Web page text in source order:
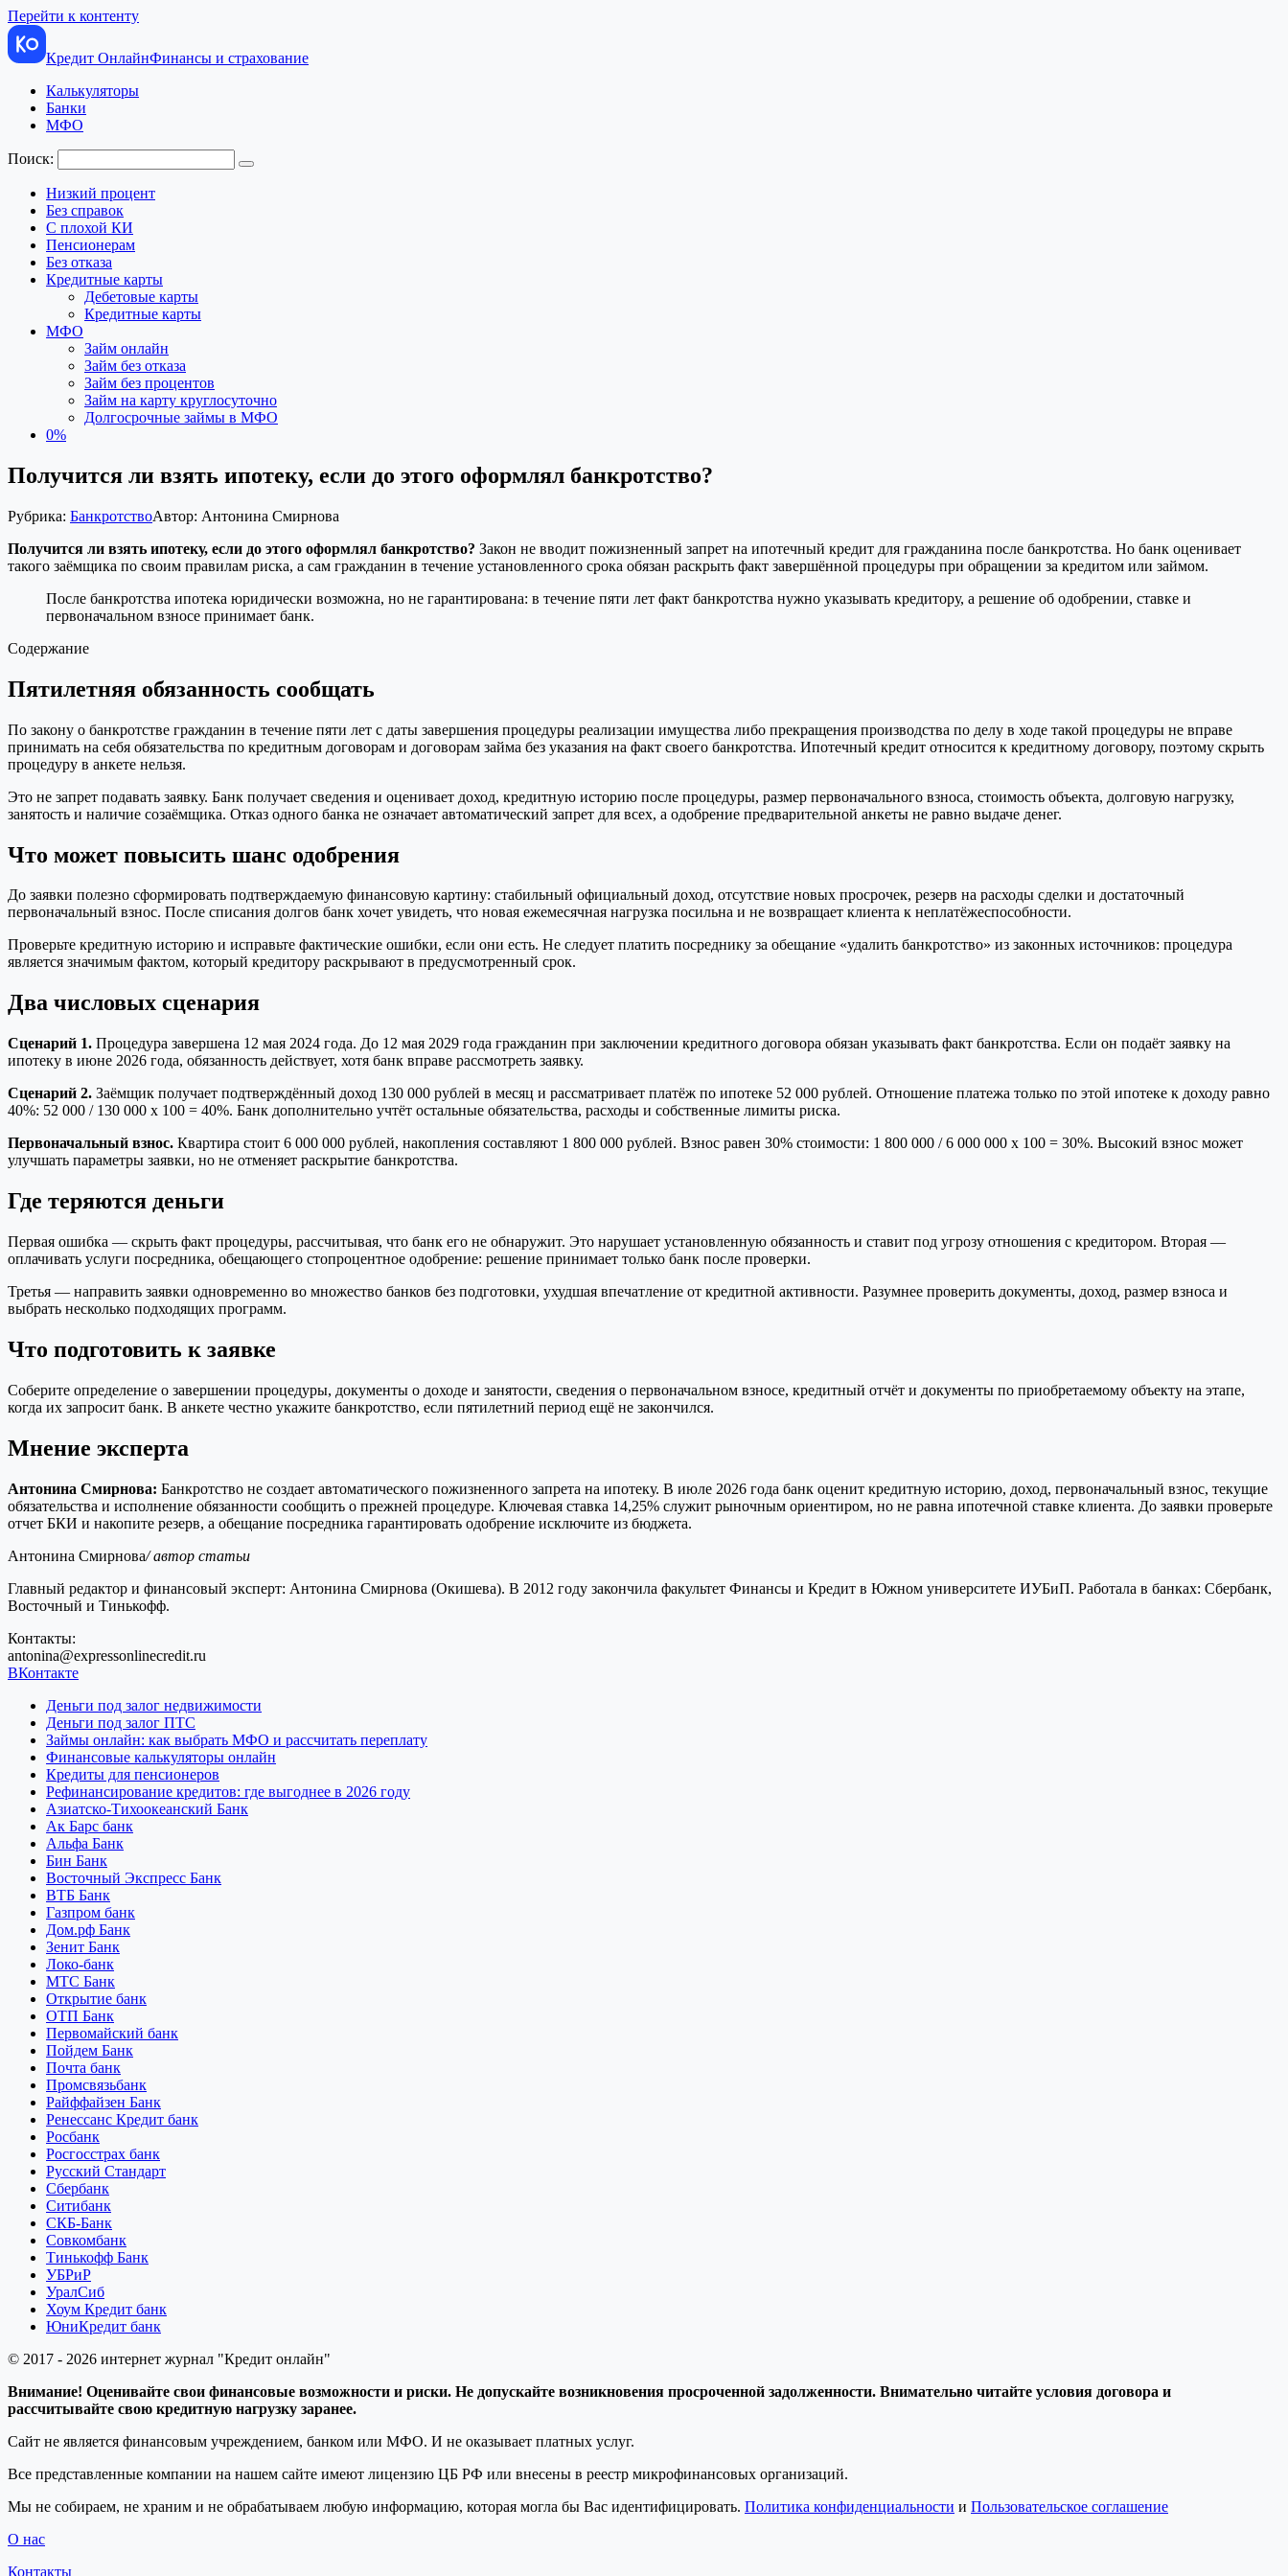
Перейти к контенту
Кредит ОнлайнФинансы и страхование
Калькуляторы
Банки
МФО
Поиск:
Низкий процент
Без справок
С плохой КИ
Пенсионерам
Без отказа
Кредитные карты
Дебетовые карты
Кредитные карты
МФО
Займ онлайн
Займ без отказа
Займ без процентов
Займ на карту круглосуточно
Долгосрочные займы в МФО
0%
Получится ли взять ипотеку, если до этого оформлял банкротство?
Рубрика: БанкротствоАвтор: Антонина Смирнова
Получится ли взять ипотеку, если до этого оформлял банкротство? Закон не вводит пожизненный запрет на ипотечный кредит для гражданина после банкротства. Но банк оценивает
такого заёмщика по своим правилам риска, а сам гражданин в течение установленного срока обязан раскрыть факт завершённой процедуры при обращении за кредитом или займом.
После банкротства ипотека юридически возможна, но не гарантирована: в течение пяти лет факт банкротства нужно указывать кредитору, а решение об одобрении, ставке и
первоначальном взносе принимает банк.
Содержание
Пятилетняя обязанность сообщать
По закону о банкротстве гражданин в течение пяти лет с даты завершения процедуры реализации имущества либо прекращения производства по делу в ходе такой процедуры не вправе
принимать на себя обязательства по кредитным договорам и договорам займа без указания на факт своего банкротства. Ипотечный кредит относится к кредитному договору, поэтому скрыть
процедуру в анкете нельзя.
Это не запрет подавать заявку. Банк получает сведения и оценивает доход, кредитную историю после процедуры, размер первоначального взноса, стоимость объекта, долговую нагрузку,
занятость и наличие созаёмщика. Отказ одного банка не означает автоматический запрет для всех, а одобрение предварительной анкеты не равно выдаче денег.
Что может повысить шанс одобрения
До заявки полезно сформировать подтверждаемую финансовую картину: стабильный официальный доход, отсутствие новых просрочек, резерв на расходы сделки и достаточный
первоначальный взнос. После списания долгов банк хочет увидеть, что новая ежемесячная нагрузка посильна и не возвращает клиента к неплатёжеспособности.
Проверьте кредитную историю и исправьте фактические ошибки, если они есть. Не следует платить посреднику за обещание «удалить банкротство» из законных источников: процедура
является значимым фактом, который кредитору раскрывают в предусмотренный срок.
Два числовых сценария
Сценарий 1. Процедура завершена 12 мая 2024 года. До 12 мая 2029 года гражданин при заключении кредитного договора обязан указывать факт банкротства. Если он подаёт заявку на
ипотеку в июне 2026 года, обязанность действует, хотя банк вправе рассмотреть заявку.
Сценарий 2. Заёмщик получает подтверждённый доход 130 000 рублей в месяц и рассматривает платёж по ипотеке 52 000 рублей. Отношение платежа только по этой ипотеке к доходу равно
40%: 52 000 / 130 000 x 100 = 40%. Банк дополнительно учтёт остальные обязательства, расходы и собственные лимиты риска.
Первоначальный взнос. Квартира стоит 6 000 000 рублей, накопления составляют 1 800 000 рублей. Взнос равен 30% стоимости: 1 800 000 / 6 000 000 x 100 = 30%. Высокий взнос может
улучшать параметры заявки, но не отменяет раскрытие банкротства.
Где теряются деньги
Первая ошибка — скрыть факт процедуры, рассчитывая, что банк его не обнаружит. Это нарушает установленную обязанность и ставит под угрозу отношения с кредитором. Вторая —
оплачивать услуги посредника, обещающего стопроцентное одобрение: решение принимает только банк после проверки.
Третья — направить заявки одновременно во множество банков без подготовки, ухудшая впечатление от кредитной активности. Разумнее проверить документы, доход, размер взноса и
выбрать несколько подходящих программ.
Что подготовить к заявке
Соберите определение о завершении процедуры, документы о доходе и занятости, сведения о первоначальном взносе, кредитный отчёт и документы по приобретаемому объекту на этапе,
когда их запросит банк. В анкете честно укажите банкротство, если пятилетний период ещё не закончился.
Мнение эксперта
Антонина Смирнова: Банкротство не создает автоматического пожизненного запрета на ипотеку. В июле 2026 года банк оценит кредитную историю, доход, первоначальный взнос, текущие
обязательства и исполнение обязанности сообщить о прежней процедуре. Ключевая ставка 14,25% служит рыночным ориентиром, но не равна ипотечной ставке клиента. До заявки проверьте
отчет БКИ и накопите резерв, а обещание посредника гарантировать одобрение исключите из бюджета.
Антонина Смирнова/ автор статьи
Главный редактор и финансовый эксперт: Антонина Смирнова (Окишева). В 2012 году закончила факультет Финансы и Кредит в Южном университете ИУБиП. Работала в банках: Сбербанк,
Восточный и Тинькофф.
Контакты:
antonina@expressonlinecredit.ru
ВКонтакте
Деньги под залог недвижимости
Деньги под залог ПТС
Займы онлайн: как выбрать МФО и рассчитать переплату
Финансовые калькуляторы онлайн
Кредиты для пенсионеров
Рефинансирование кредитов: где выгоднее в 2026 году
Азиатско-Тихоокеанский Банк
Ак Барс банк
Альфа Банк
Бин Банк
Восточный Экспресс Банк
ВТБ Банк
Газпром банк
Дом.рф Банк
Зенит Банк
Локо-банк
МТС Банк
Открытие банк
ОТП Банк
Первомайский банк
Пойдем Банк
Почта банк
Промсвязьбанк
Райффайзен Банк
Ренессанс Кредит банк
Росбанк
Росгосстрах банк
Русский Стандарт
Сбербанк
Ситибанк
СКБ-Банк
Совкомбанк
Тинькофф Банк
УБРиР
УралСиб
Хоум Кредит банк
ЮниКредит банк
© 2017 - 2026 интернет журнал "Кредит онлайн"
Внимание! Оценивайте свои финансовые возможности и риски. Не допускайте возникновения просроченной задолженности. Внимательно читайте условия договора и
рассчитывайте свою кредитную нагрузку заранее.
Сайт не является финансовым учреждением, банком или МФО. И не оказывает платных услуг.
Все представленные компании на нашем сайте имеют лицензию ЦБ РФ или внесены в реестр микрофинансовых организаций.
Мы не собираем, не храним и не обрабатываем любую информацию, которая могла бы Вас идентифицировать. Политика конфиденциальности и Пользовательское соглашение
О нас
Контакты